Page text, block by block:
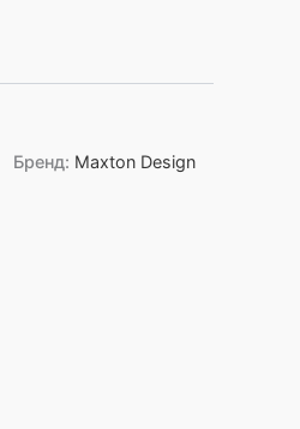
Бренд: Maxton Design